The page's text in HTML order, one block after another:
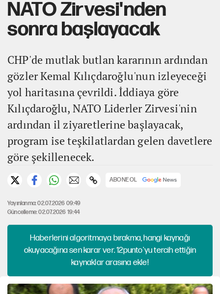
NATO Zirvesi'nden
sonra başlayacak
CHP'de mutlak butlan kararının ardından
gözler Kemal Kılıçdaroğlu'nun izleyeceği
yol haritasına çevrildi. İddiaya göre
Kılıçdaroğlu, NATO Liderler Zirvesi'nin
ardından il ziyaretlerine başlayacak,
program ise teşkilatlardan gelen davetlere
göre şekillenecek.
ABONE OL
Yayınlanma: 02.07.2026 09:49
Güncelleme: 02.07.2026 19:44
Haberlerini algoritmaya bırakma, hangi kaynağı
okuyacağına sen karar ver. 12punto'yu tercih ettiğin
kaynaklar arasına ekle!